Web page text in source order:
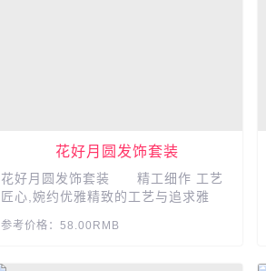
花好月圆发饰套装
花好月圆发饰套装 精工细作 工艺
匠心,婉约优雅精致的工艺与追求雅
参考价格：58.00RMB